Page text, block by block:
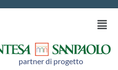
partner di progetto